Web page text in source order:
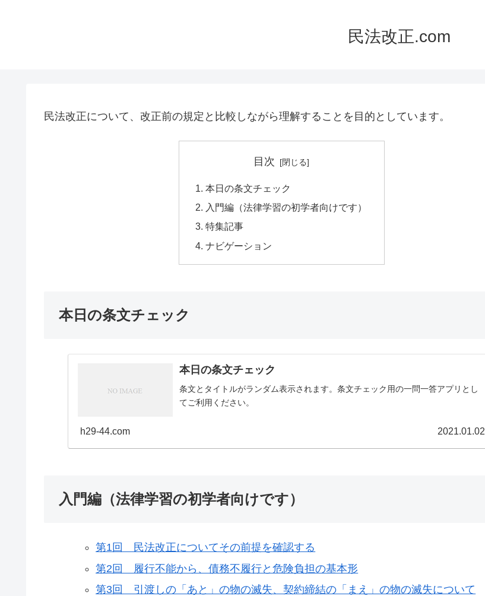
民法改正.com
民法改正について、改正前の規定と比較しながら理解することを目的としています。
目次
本日の条文チェック
入門編（法律学習の初学者向けです）
特集記事
ナビゲーション
本日の条文チェック
本日の条文チェック
条文とタイトルがランダム表示されます。条文チェック用の一問一答アプリとし
てご利用ください。
h29-44.com 2021.01.02
入門編（法律学習の初学者向けです）
第1回 民法改正についてその前提を確認する
第2回 履行不能から、債務不履行と危険負担の基本形
第3回 引渡しの「あと」の物の滅失、契約締結の「まえ」の物の滅失について